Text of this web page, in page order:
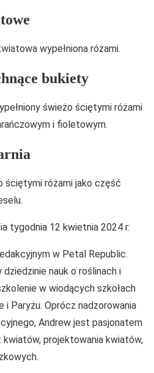
wypełniona różami.
bukiety
świeżo ściętymi różami
i fioletowym.
ściętymi różami jako część
tygodnia 12 kwietnia 2024 r:
w Petal Republic.
nauk o roślinach i
w wiodących szkołach
Paryżu. Oprócz nadzorowania
Andrew jest pasjonatem
projektowania kwiatów,